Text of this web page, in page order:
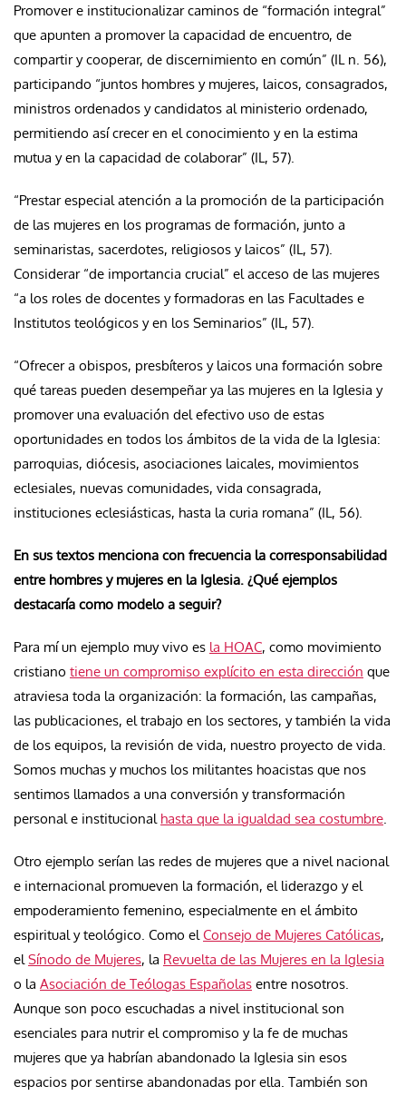
Promover e institucionalizar caminos de “formación integral”
que apunten a promover la capacidad de encuentro, de
compartir y cooperar, de discernimiento en común” (IL n. 56),
participando “juntos hombres y mujeres, laicos, consagrados,
ministros ordenados y candidatos al ministerio ordenado,
permitiendo así crecer en el conocimiento y en la estima
mutua y en la capacidad de colaborar” (IL, 57).
“Prestar especial atención a la promoción de la participación
de las mujeres en los programas de formación, junto a
seminaristas, sacerdotes, religiosos y laicos” (IL, 57).
Considerar “de importancia crucial” el acceso de las mujeres
“a los roles de docentes y formadoras en las Facultades e
Institutos teológicos y en los Seminarios” (IL, 57).
“Ofrecer a obispos, presbíteros y laicos una formación sobre
qué tareas pueden desempeñar ya las mujeres en la Iglesia y
promover una evaluación del efectivo uso de estas
oportunidades en todos los ámbitos de la vida de la Iglesia:
parroquias, diócesis, asociaciones laicales, movimientos
eclesiales, nuevas comunidades, vida consagrada,
instituciones eclesiásticas, hasta la curia romana” (IL, 56).
En sus textos menciona con frecuencia la corresponsabilidad
entre hombres y mujeres en la Iglesia. ¿Qué ejemplos
destacaría como modelo a seguir?
Para mí un ejemplo muy vivo es la HOAC, como movimiento
cristiano tiene un compromiso explícito en esta dirección que
atraviesa toda la organización: la formación, las campañas,
las publicaciones, el trabajo en los sectores, y también la vida
de los equipos, la revisión de vida, nuestro proyecto de vida.
Somos muchas y muchos los militantes hoacistas que nos
sentimos llamados a una conversión y transformación
personal e institucional hasta que la igualdad sea costumbre
Otro ejemplo serían las redes de mujeres que a nivel nacional
e internacional promueven la formación, el liderazgo y el
empoderamiento femenino, especialmente en el ámbito
espiritual y teológico. Como el Consejo de Mujeres Católicas,
el Sínodo de Mujeres, la Revuelta de las Mujeres en la Iglesia
o la Asociación de Teólogas Españolas entre nosotros.
Aunque son poco escuchadas a nivel institucional son
esenciales para nutrir el compromiso y la fe de muchas
mujeres que ya habrían abandonado la Iglesia sin esos
espacios por sentirse abandonadas por ella. También son